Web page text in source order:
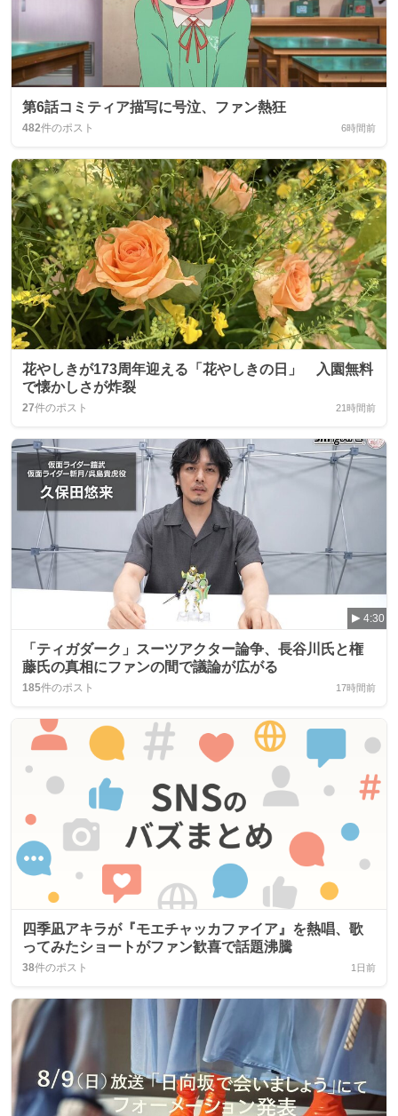
第6話コミティア描写に号泣、ファン熱狂
482件のポスト 6時間前
花やしきが173周年迎える「花やしきの日」 入園無料
で懐かしさが炸裂
27件のポスト 21時間前
4:30
「ティガダーク」スーツアクター論争、長谷川氏と権
藤氏の真相にファンの間で議論が広がる
185件のポスト 17時間前
四季凪アキラが『モエチャッカファイア』を熱唱、歌
ってみたショートがファン歓喜で話題沸騰
38件のポスト 1日前